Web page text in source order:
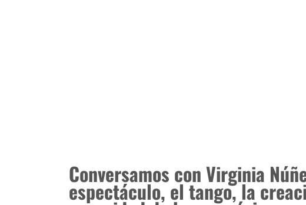
Conversamos con Virginia
espectáculo, el tango, la